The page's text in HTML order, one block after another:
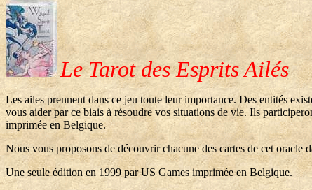
Le Tarot des Esprits Ailés
Les ailes prennent dans ce jeu toute leur importance. Des entités
vous aider par ce biais à résoudre vos situations de vie. Ils
imprimée en Belgique.
Nous vous proposons de découvrir chacune des cartes de cet oracle
Une seule édition en 1999 par US Games imprimée en Belgique.